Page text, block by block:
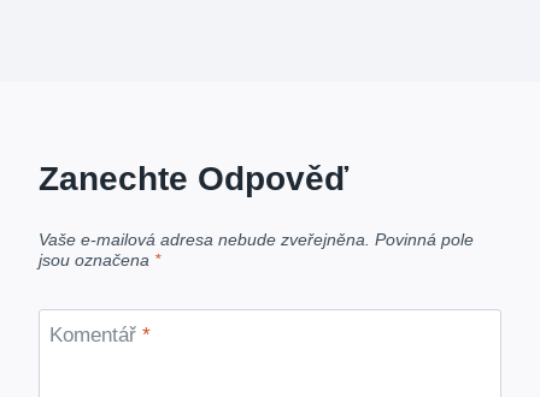
Zanechte Odpověď
Vaše e-mailová adresa nebude zveřejněna. Povinná pole
jsou označena *
Komentář *